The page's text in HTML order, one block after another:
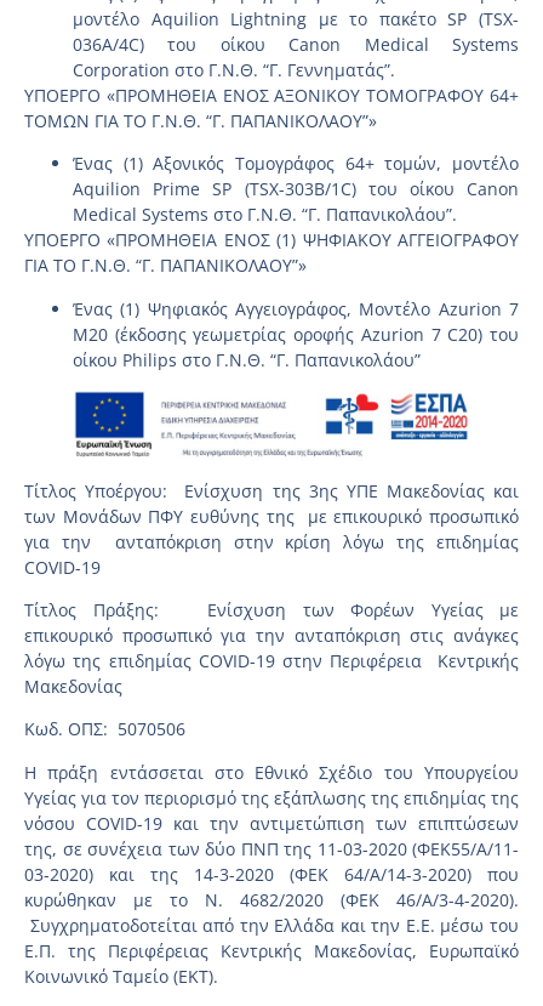
μοντέλο Aquilion Lightning με το πακέτο SP (TSX-
036A/4C) του οίκου Canon Medical Systems
Corporation στο Γ.Ν.Θ. “Γ. Γεννηματάς”.
ΥΠΟΕΡΓΟ «ΠΡΟΜΗΘΕΙΑ ΕΝΟΣ ΑΞΟΝΙΚΟΥ ΤΟΜΟΓΡΑΦΟΥ 64+
ΤΟΜΩΝ ΓΙΑ ΤΟ Γ.Ν.Θ. “Γ. ΠΑΠΑΝΙΚΟΛΑΟΥ”»
Ένας (1) Αξονικός Τομογράφος 64+ τομών, μοντέλο
Aquilion Prime SP (TSX-303B/1C) του οίκου Canon
Medical Systems στο Γ.Ν.Θ. “Γ. Παπανικολάου”.
ΥΠΟΕΡΓΟ «ΠΡΟΜΗΘΕΙΑ ΕΝΟΣ (1) ΨΗΦΙΑΚΟΥ ΑΓΓΕΙΟΓΡΑΦΟΥ
ΓΙΑ ΤΟ Γ.Ν.Θ. “Γ. ΠΑΠΑΝΙΚΟΛΑΟΥ”»
Ένας (1) Ψηφιακός Αγγειογράφος, Μοντέλο Azurion 7
Μ20 (έκδοσης γεωμετρίας οροφής Azurion 7 C20) του
οίκου Philips στο Γ.Ν.Θ. “Γ. Παπανικολάου”
Τίτλος Υποέργου: Ενίσχυση της 3ης ΥΠΕ Μακεδονίας και
των Μονάδων ΠΦΥ ευθύνης της με επικουρικό προσωπικό
για την ανταπόκριση στην κρίση λόγω της επιδημίας
COVID-19
Τίτλος Πράξης: Ενίσχυση των Φορέων Υγείας με
επικουρικό προσωπικό για την ανταπόκριση στις ανάγκες
λόγω της επιδημίας COVID-19 στην Περιφέρεια Κεντρικής
Μακεδονίας
Κωδ. ΟΠΣ: 5070506
Η πράξη εντάσσεται στο Εθνικό Σχέδιο του Υπουργείου
Υγείας για τον περιορισμό της εξάπλωσης της επιδημίας της
νόσου COVID-19 και την αντιμετώπιση των επιπτώσεων
της, σε συνέχεια των δύο ΠΝΠ της 11-03-2020 (ΦΕΚ55/Α/11-
03-2020) και της 14-3-2020 (ΦΕΚ 64/Α/14-3-2020) που
κυρώθηκαν με το Ν. 4682/2020 (ΦΕΚ 46/Α/3-4-2020).
Συγχρηματοδοτείται από την Ελλάδα και την Ε.Ε. μέσω του
Ε.Π. της Περιφέρειας Κεντρικής Μακεδονίας, Ευρωπαϊκό
Κοινωνικό Ταμείο (ΕΚΤ).